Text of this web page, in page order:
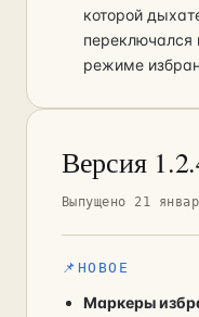
которой
режиме
Версия
Выпущено 21
📌 НОВОЕ
Маркеры